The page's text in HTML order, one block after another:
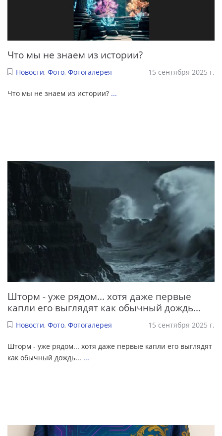
Что мы не знаем из истории?
Новости, Фото, Фотогалерея 15 сентября 2025 г.
Что мы не знаем из истории? ...
Шторм - уже рядом... хотя даже первые
капли его выглядят как обычный дождь...
Новости, Фото, Фотогалерея 15 сентября 2025 г.
Шторм - уже рядом... хотя даже первые капли его выглядят
как обычный дождь... ...